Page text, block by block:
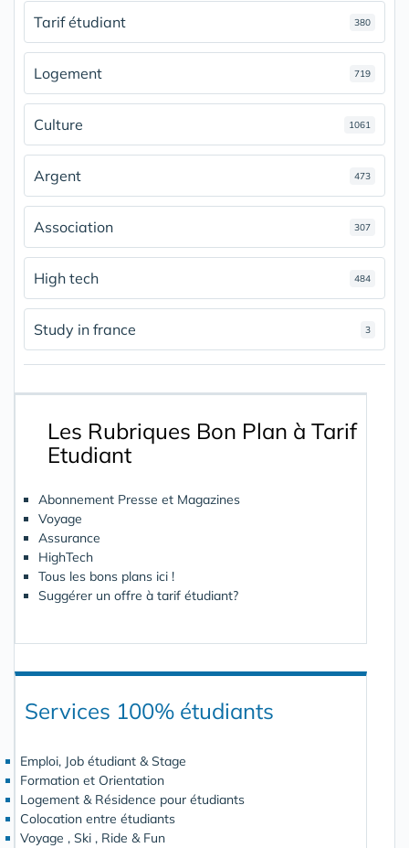
Tarif étudiant 380
Logement 719
Culture 1061
Argent 473
Association 307
High tech 484
Study in france 3
Les Rubriques Bon Plan à Tarif
Etudiant
Abonnement Presse et Magazines
Voyage
Assurance
HighTech
Tous les bons plans ici !
Suggérer un offre à tarif étudiant?
Services 100% étudiants
Emploi, Job étudiant & Stage
Formation et Orientation
Logement & Résidence pour étudiants
Colocation entre étudiants
Voyage , Ski , Ride & Fun